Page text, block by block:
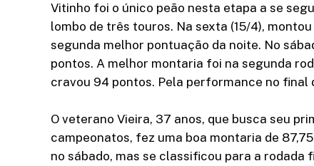
Vitinho foi o único peão nesta etapa a se
lombo de três touros. Na sexta (15/4),
segunda melhor pontuação da noite. No
pontos. A melhor montaria foi na segunda
cravou 94 pontos. Pela performance no final
O veterano Vieira, 37 anos, que busca seu
campeonatos, fez uma boa montaria de
no sábado, mas se classificou para a